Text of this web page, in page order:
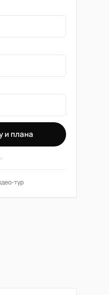
и плана
тур